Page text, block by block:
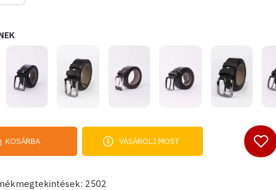
2502
KOSÁRBA VÁSÁROLJ MOST